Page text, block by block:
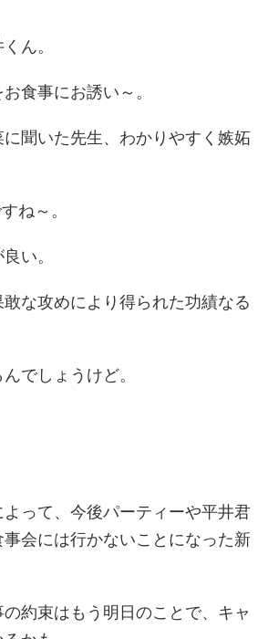
ん。
食事にお誘い～。
聞いた先生、わかりやすく嫉妬
ね～。
い。
な攻めにより得られた功績なる
でしょうけど。
って、今後パーティーや平井君
事会には行かないことになった新
約束はもう明日のことで、キャ